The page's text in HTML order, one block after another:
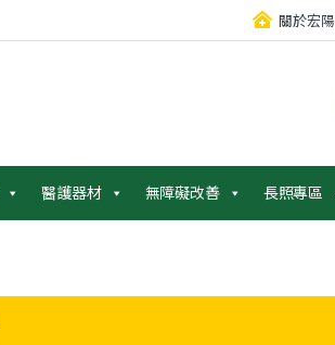
關於宏陽
醫護器材 無障礙改善 長照專區